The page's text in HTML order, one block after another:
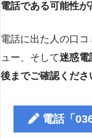
電話である可能性が
電話に出た人の口
ュー、そして迷惑電
後までご確認くださ
電話「